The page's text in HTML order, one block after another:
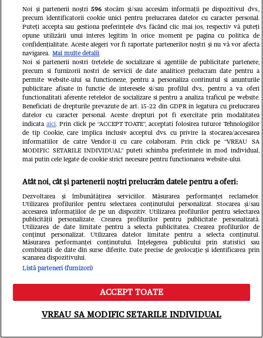
Citește în continuare
Oana Lis spune că soțul ei o roagă să
slăbească și să iasă la evenimente.
Mesaj pentru cei care o critică: „Dacă
mă vede nearanjată, îl afectează și pe
Meniu Caută
Noi și partenerii noștri 596stocăm și/sau accesăm informații pe dispozitivul dvs.,
precum identificatorii cookie unici pentru prelucrarea datelor cu caracter personal.
Puteți accepta sau gestiona preferințele dvs. făcând clic mai jos, respectiv vă puteți
opune utilizării unui interes legitim în orice moment pe pagina cu politica de
confidențialitate. Aceste alegeri vor fi raportate partenerilor noștri și nu vă vor afecta
navigarea. Mai multe detalii
Noi si partenerii nostri (retelele de socializare si agentiile de publicitate partenere,
precum si furnizorii nostri de servicii de date analitice) prelucram date pentru a
permite website-ului sa functioneze, pentru a personaliza continutul si anunturile
publicitare afisate in functie de interesele si/sau profilul dvs., pentru a va oferi
functionalitati aferente retelelor de socializare si pentru a analiza traficul pe website.
Beneficiati de drepturile prevazute de art. 15-22 din GDPR in legatura cu prelucrarea
datelor cu caracter personal. Aceste drepturi pot fi exercitate prin modalitatea
indicataaici. Prin click pe “ACCEPT TOATE”, acceptati folosirea tuturor Tehnologiilor
de tip Cookie, care implica inclusiv acceptul dvs. cu privire la stocarea/accesarea
informatiilor de catre Vendor-ii cu care colaboram. Prin click pe “VREAU SA
MODIFIC SETARILE INDIVIDUAL” puteti schimba preferintele in mod individual,
mai putin cele legate de cookie strict necesare pentru functionarea website-ului.
Atât noi, cât și partenerii noștri prelucrăm datele pentru a oferi:
Dezvoltarea și îmbunătățirea serviciilor. Măsurarea performanței reclamelor.
Utilizarea profilurilor pentru selectarea conținutului personalizat. Stocarea și/sau
accesarea informațiilor de pe un dispozitiv. Utilizarea profilurilor pentru selectarea
publicității personalizate. Crearea profilurilor pentru publicitate personalizată.
Utilizarea de date limitate pentru a selecta publicitatea. Crearea profilurilor de
conținut personalizat. Utilizarea datelor limitate pentru a selecta conținutul.
Măsurarea performanței conținutului. Înțelegerea publicului prin statistici sau
combinații de date din surse diferite. Date precise de geolocație și identificarea prin
scanarea dispozitivului.
Listă parteneri (furnizori)
ACCEPT TOATE
VREAU SA MODIFIC SETARILE INDIVIDUAL